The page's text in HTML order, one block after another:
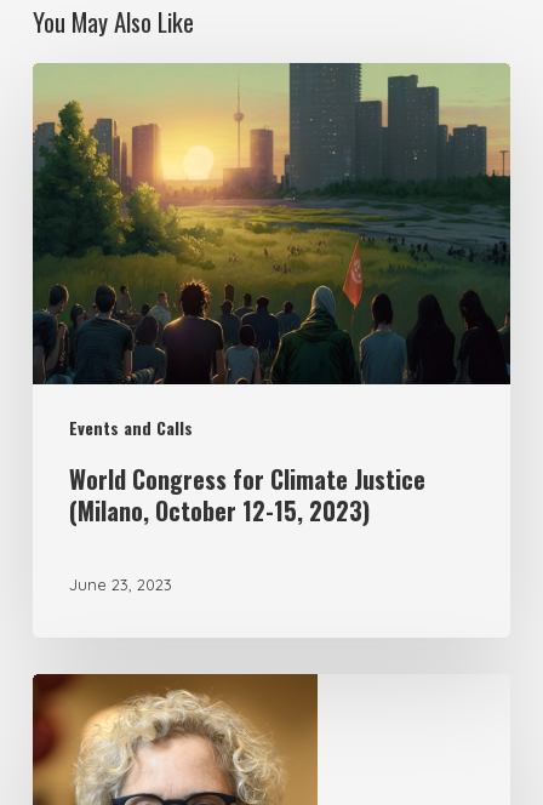
You May Also Like
Events and Calls
World Congress for Climate Justice
(Milano, October 12-15, 2023)
June 23, 2023